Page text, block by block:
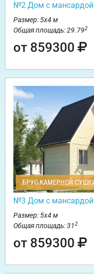
№2 Дом с мансардой
Размер: 5х4 м
Общая площадь: 29.792
от 859300
БРУС КАМЕРНОЙ
№3 Дом с мансардой
Размер: 5х4 м
Общая площадь: 312
от 859300